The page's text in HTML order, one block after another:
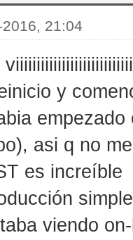
21:04
y
asi q no
es increíble
viendo